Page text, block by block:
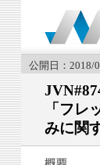
公開日：2018/
「フ
みに関